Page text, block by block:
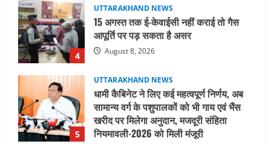
5
धामी कैबिनेट ने लिए कई महत्वपूर्ण निर्णय, अब
सामान्य वर्ग के पशुपालकों को भी गाय एवं भैंस
खरीद पर मिलेगा अनुदान, मजदूरी संहिता
नियमावली-2026 को मिली मंजूरी
1
UTTARAKHAND NEWS
2036 ओलंपिक की भारत में मेजबानी की
मनोकामना: खेल मंत्री रेखा आर्या ने उठाई
‘संकल्प कांवड़ यात्रा’
August 10, 2026